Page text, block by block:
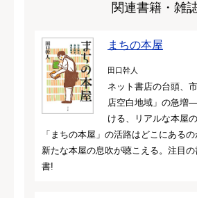
関連書籍・雑
まちの本屋
田口幹人
ネット書店の台頭、
店空白地域」の急増
ける、リアルな本屋
「まちの本屋」の活路はどこにあるの
新たな本屋の息吹が聴こえる。注目
書!